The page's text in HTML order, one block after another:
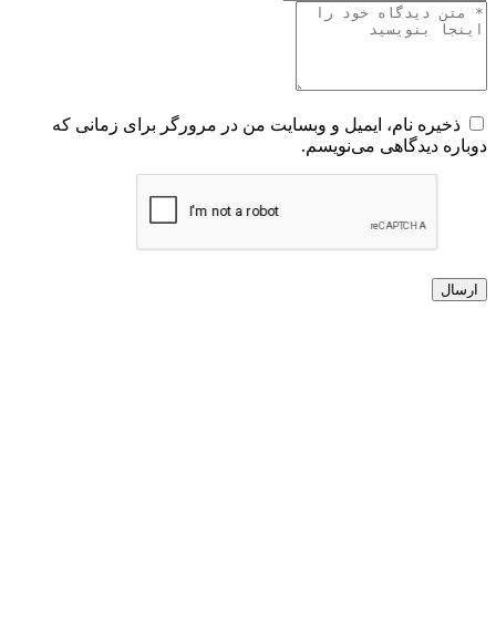
ذخیره نام، ایمیل و وبسایت من در مرورگر برای زمانی که
دوباره دیدگاهی می‌نویسم.
ارسال